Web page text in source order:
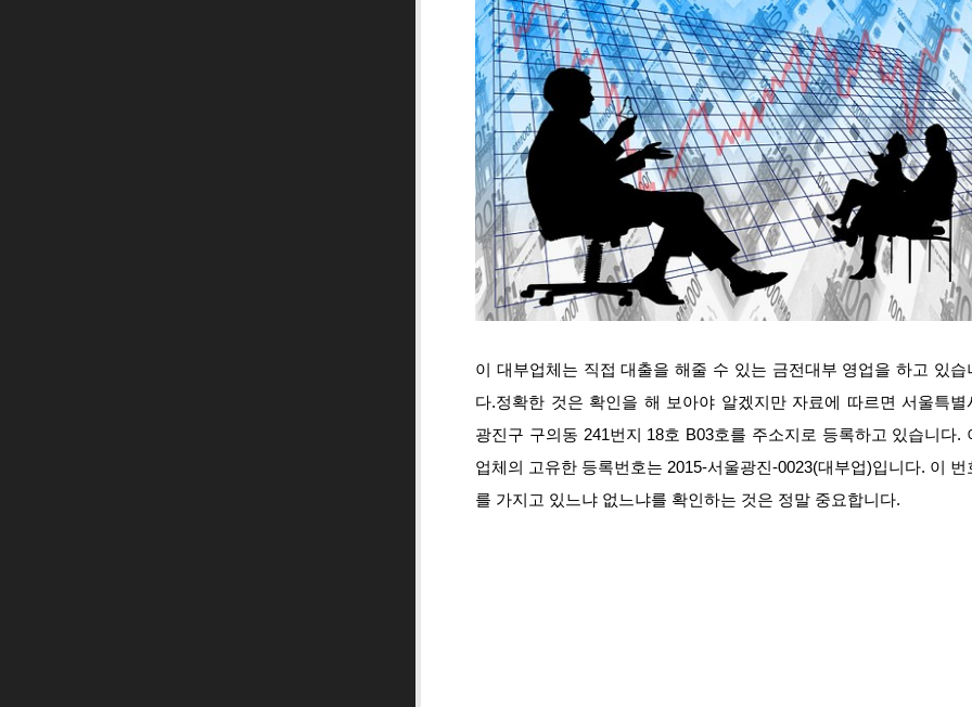
이 대부업체는 직접 대출을 해줄 수 있는 금전대부 영업을 하고 있습
다.정확한 것은 확인을 해 보아야 알겠지만 자료에 따르면 서울특별
광진구 구의동 241번지 18호 B03호를 주소지로 등록하고 있습니다.
업체의 고유한 등록번호는 2015-서울광진-0023(대부업)입니다. 이 번
를 가지고 있느냐 없느냐를 확인하는 것은 정말 중요합니다.